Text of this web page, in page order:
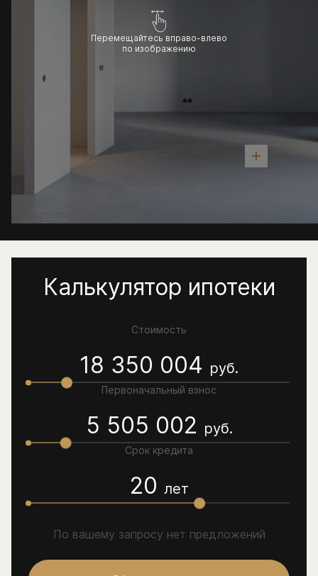
Перемещайтесь вправо-влево
по изображению
Калькулятор ипотеки
Стоимость
18 350 004 руб.
Первоначальный взнос
5 505 002 руб.
Срок кредита
20 лет
По вашему запросу нет предложений